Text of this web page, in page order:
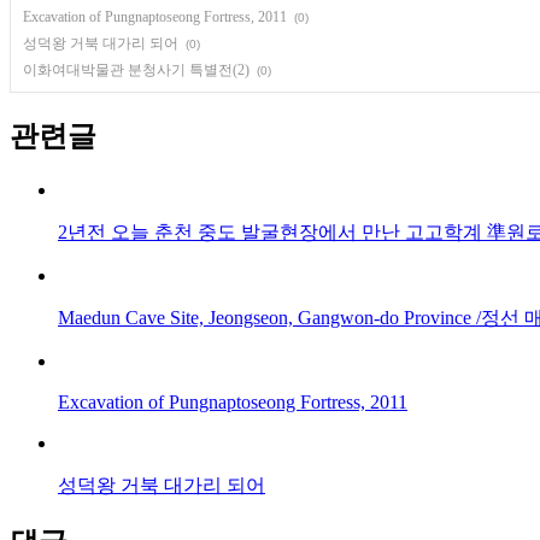
Excavation of Pungnaptoseong Fortress, 2011 (0)
성덕왕 거북 대가리 되어 (0)
이화여대박물관 분청사기 특별전(2) (0)
관련글
2년전 오늘 춘천 중도 발굴현장에서 만난 고고학계 準원
Maedun Cave Site, Jeongseon, Gangwon-do Province /정선
Excavation of Pungnaptoseong Fortress, 2011
성덕왕 거북 대가리 되어